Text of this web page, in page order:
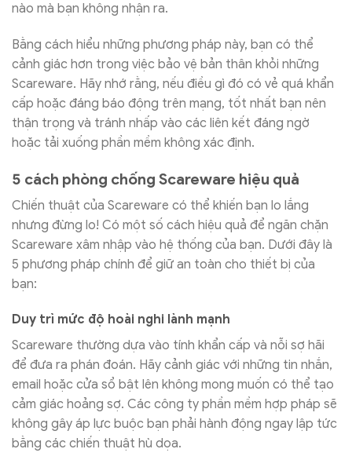
nào mà bạn không nhận ra.
Bằng cách hiểu những phương pháp này, bạn có thể
cảnh giác hơn trong việc bảo vệ bản thân khỏi những
Scareware. Hãy nhớ rằng, nếu điều gì đó có vẻ quá khẩn
cấp hoặc đáng báo động trên mạng, tốt nhất bạn nên
thận trọng và tránh nhấp vào các liên kết đáng ngờ
hoặc tải xuống phần mềm không xác định.
5 cách phòng chống Scareware hiệu quả
Chiến thuật của Scareware có thể khiến bạn lo lắng
nhưng đừng lo! Có một số cách hiệu quả để ngăn chặn
Scareware xâm nhập vào hệ thống của bạn. Dưới đây là
5 phương pháp chính để giữ an toàn cho thiết bị của
bạn:
Duy trì mức độ hoài nghi lành mạnh
Scareware thường dựa vào tính khẩn cấp và nỗi sợ hãi
để đưa ra phán đoán. Hãy cảnh giác với những tin nhắn,
email hoặc cửa sổ bật lên không mong muốn có thể tạo
cảm giác hoảng sợ. Các công ty phần mềm hợp pháp sẽ
không gây áp lực buộc bạn phải hành động ngay lập tức
bằng các chiến thuật hù dọa.